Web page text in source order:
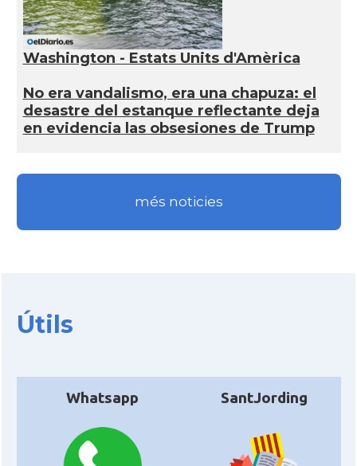
Washington - Estats Units d'Amèrica
No era vandalismo, era una chapuza: el
desastre del estanque reflectante deja
en evidencia las obsesiones de Trump
més noticies
Útils
Whatsapp SantJording